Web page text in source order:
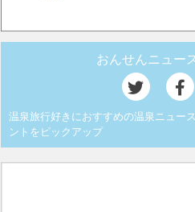
おんせんニュー
温泉旅行好きにおすすめの温泉ニュー
ントをピックアップ